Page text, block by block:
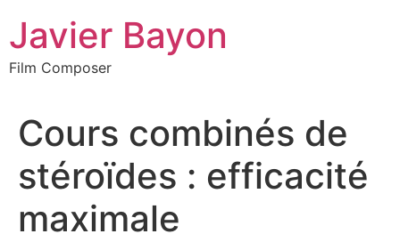
content
Javier Bayon
Film Composer
Cours combinés de
stéroïdes : efficacité
maximale